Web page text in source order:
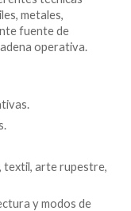
metales,
fuente de
operativa.
textil, arte rupestre,
y modos de